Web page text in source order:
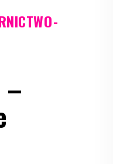
–